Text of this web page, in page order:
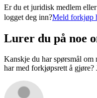
Er du et juridisk medlem
logget deg inn?Meld forkjøp
Lurer du på noe
Kanskje du har spørsmål om
har med forkjøpsrett å gjøre?